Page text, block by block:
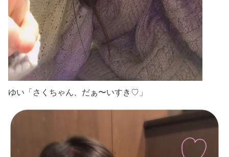
ゆい「さくちゃん、だぁ〜いすき♡」